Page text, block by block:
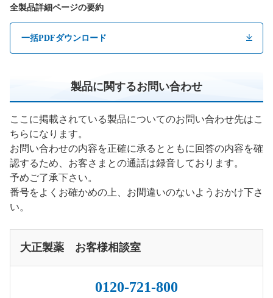
全製品詳細ページの要約
一括PDFダウンロード
製品に関するお問い合わせ
ここに掲載されている製品についてのお問い合わせ先はこ
ちらになります。
お問い合わせの内容を正確に承るとともに回答の内容を確
認するため、お客さまとの通話は録音しております。
予めご了承下さい。
番号をよくお確かめの上、お間違いのないようおかけ下さ
い。
大正製薬 お客様相談室
0120-721-800